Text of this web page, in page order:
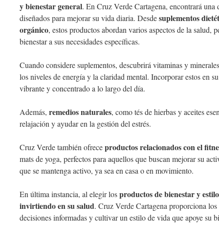
y bienestar general. En Cruz Verde Cartagena, encontrará una
diseñados para mejorar su vida diaria. Desdesuplementos
orgánico, estos productos abordan varios aspectos de la salud,
bienestar a sus necesidades específicas.
Cuando considere suplementos, descubrirá vitaminas y
los niveles de energía y la claridad mental. Incorporar estos en
vibrante y concentrado a lo largo del día.
Además, remedios naturales, como tés de hierbas y aceites
relajación y ayudar en la gestión del estrés.
Cruz Verde también ofreceproductos relacionados con el
mats de yoga, perfectos para aquellos que buscan mejorar su
que se mantenga activo, ya sea en casa o en movimiento.
En última instancia, al elegir losproductos de bienestar y
invirtiendo en su salud. Cruz Verde Cartagena proporciona
decisiones informadas y cultivar un estilo de vida que apoye su